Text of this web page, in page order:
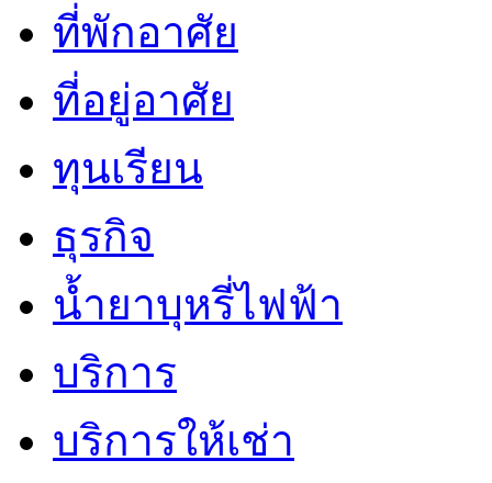
ที่พักอาศัย
ที่อยู่อาศัย
ทุนเรียน
ธุรกิจ
น้ำยาบุหรี่ไฟฟ้า
บริการ
บริการให้เช่า